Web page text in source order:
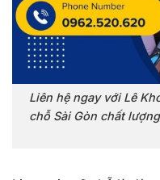
Liên hệ ngay với Lê
chỗ Sài Gòn chất